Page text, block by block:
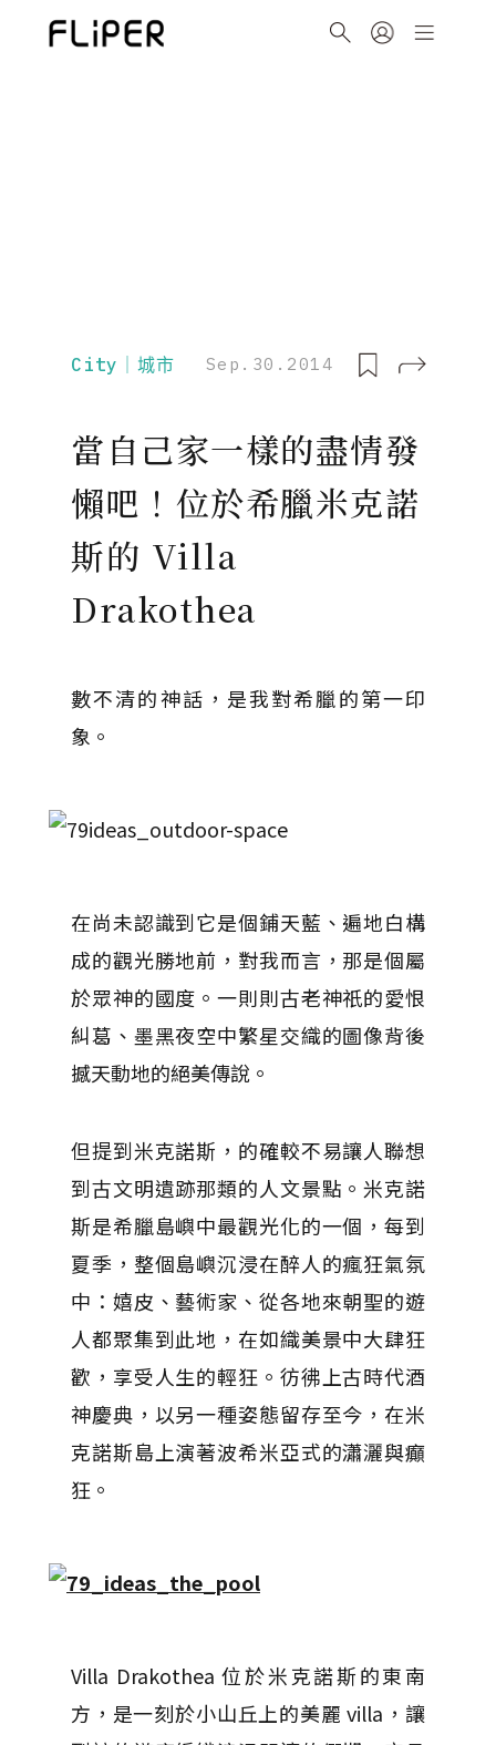
City｜城市 Sep.30.2014
當自己家一樣的盡情發
懶吧！位於希臘米克諾
斯的 Villa
Drakothea
數不清的神話，是我對希臘的第一印
象。
在尚未認識到它是個鋪天藍、遍地白構
成的觀光勝地前，對我而言，那是個屬
於眾神的國度。一則則古老神祇的愛恨
糾葛、墨黑夜空中繁星交織的圖像背後
撼天動地的絕美傳說。
但提到米克諾斯，的確較不易讓人聯想
到古文明遺跡那類的人文景點。米克諾
斯是希臘島嶼中最觀光化的一個，每到
夏季，整個島嶼沉浸在醉人的瘋狂氣氛
中：嬉皮、藝術家、從各地來朝聖的遊
人都聚集到此地，在如織美景中大肆狂
歡，享受人生的輕狂。彷彿上古時代酒
神慶典，以另一種姿態留存至今，在米
克諾斯島上演著波希米亞式的瀟灑與癲
狂。
Villa Drakothea位於米克諾斯的東南
方，是一刻於小山丘上的美麗villa ，讓